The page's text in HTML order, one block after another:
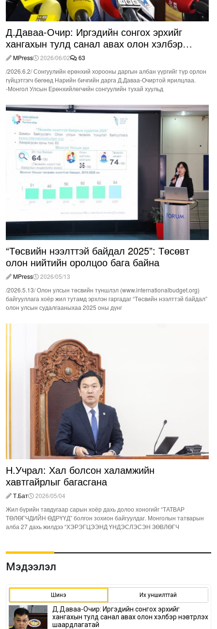
Д.Даваа-Очир: Иргэдийн сонгох эрхийг
хангахын тулд санал авах олон хэлбэр
нэвтрүүлэх шаардлагатай
MPress 2026/06/02
63
/2026.6.2/ Сонгуулийн ерөнхий хорооны даргын албан үүргийг түр орлон
гүйцэтгэгч бөгөөд Нарийн бичгийн дарга Д.Даваа-Очиртой ярилцлаа.
-Монгол Улсын Ерөнхийлөгчийн сонгуулийн тухай хуульд
“Төсвийн нээлттэй байдал 2025”: Төсөвт
олон нийтийн оролцоо бага байна
MPress
2026/05/13
/2026.5.13/ Олон улсын төсвийн түншлэл (www.internationalbudget.org)
байгууллага хоёр жил тутамд эрхлэн гаргадаг “Төсвийн нээлттэй байдал”
олон улсын судалгааныхаа 2025 оны дүнг
Н.Учрал: Хал болсон халамжийн
хавтгайрлыг багасгана
Т.Бат
2026/05/04
Жил бүрийн тавдугаар сарын хоёр дахь долоо хоногийг “ТАТВАР
ТӨЛӨГЧДИЙН ӨДРҮҮД” болгон зохион байгуулдаг. Монголын татварын
алба 27 дахь жилдээ “ХЭРЭГЦЭЭНД ҮНДЭСЛЭСЭН ЗӨВЛӨГЧ
Мэдээлэл
Шинэ Их уншилттай
Д.Даваа-Очир: Иргэдийн сонгох эрхийг
хангахын тулд санал авах олон хэлбэр нэвтрүүлэх
шаардлагатай